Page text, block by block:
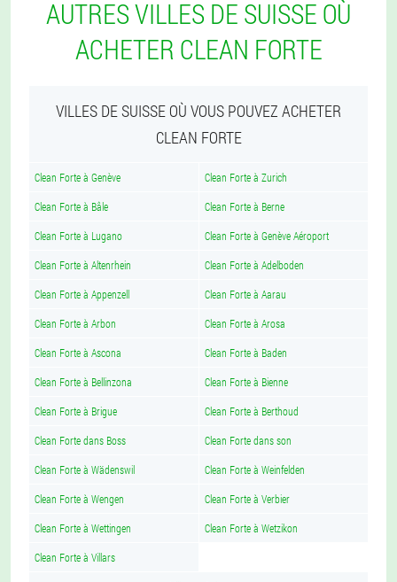
AUTRES VILLES DE SUISSE OÙ
ACHETER CLEAN FORTE
VILLES DE SUISSE OÙ VOUS POUVEZ ACHETER
CLEAN FORTE
Clean Forte à Genève Clean Forte à Zurich
Clean Forte à Bâle Clean Forte à Berne
Clean Forte à Lugano Clean Forte à Genève Aéroport
Clean Forte à Altenrhein Clean Forte à Adelboden
Clean Forte à Appenzell Clean Forte à Aarau
Clean Forte à Arbon Clean Forte à Arosa
Clean Forte à Ascona Clean Forte à Baden
Clean Forte à Bellinzona Clean Forte à Bienne
Clean Forte à Brigue Clean Forte à Berthoud
Clean Forte dans Boss Clean Forte dans son
Clean Forte à Wädenswil Clean Forte à Weinfelden
Clean Forte à Wengen Clean Forte à Verbier
Clean Forte à Wettingen Clean Forte à Wetzikon
Clean Forte à Villars